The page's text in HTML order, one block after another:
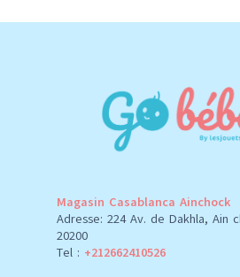
Magasin Casablanca Ainchock
Adresse: 224 Av. de Dakhla, Ain
20200
Tel : +212662410526